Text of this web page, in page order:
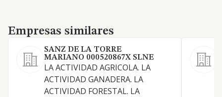
Empresas similares
Empresas similares
SANZ DE LA TORRE
MARIANO 000520867X SLNE
LA ACTIVIDAD AGRICOLA. LA
ACTIVIDAD GANADERA. LA
ACTIVIDAD FORESTAL. LA